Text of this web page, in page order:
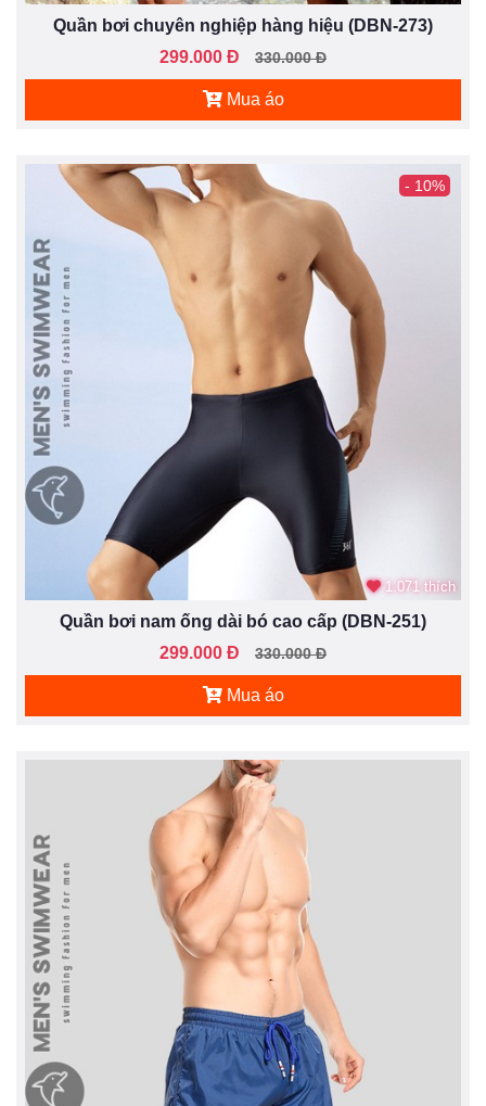
Quần bơi chuyên nghiệp hàng hiệu (DBN-273)
299.000 Đ
330.000 Đ
Mua áo
- 10%
1.071 thích
Quần bơi nam ống dài bó cao cấp (DBN-251)
299.000 Đ
330.000 Đ
Mua áo